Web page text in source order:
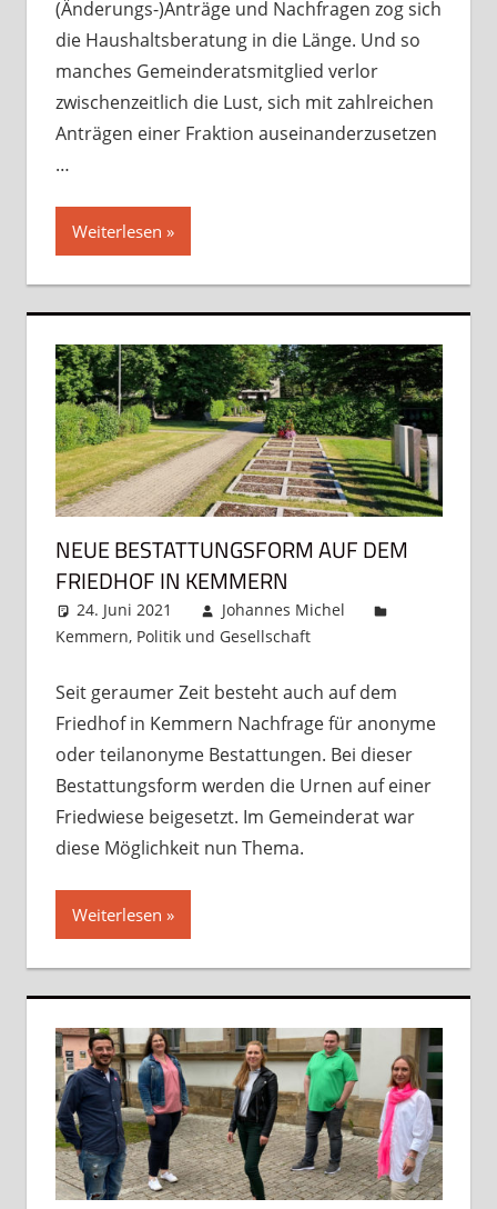
(Änderungs-)Anträge und Nachfragen zog sich
die Haushaltsberatung in die Länge. Und so
manches Gemeinderatsmitglied verlor
zwischenzeitlich die Lust, sich mit zahlreichen
Anträgen einer Fraktion auseinanderzusetzen
…
Weiterlesen
NEUE BESTATTUNGSFORM AUF DEM
FRIEDHOF IN KEMMERN
24. Juni 2021
Johannes Michel
Kemmern, Politik und Gesellschaft
Seit geraumer Zeit besteht auch auf dem
Friedhof in Kemmern Nachfrage für anonyme
oder teilanonyme Bestattungen. Bei dieser
Bestattungsform werden die Urnen auf einer
Friedwiese beigesetzt. Im Gemeinderat war
diese Möglichkeit nun Thema.
Weiterlesen